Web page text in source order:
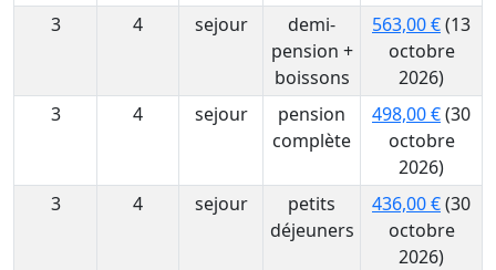
3
4 sejour
demi-
pension +
boissons
563,00 €(13
octobre
2026)
3
4 sejour
pension
complète
498,00 €(30
octobre
2026)
3
4 sejour
petits
déjeuners
436,00 €(30
octobre
2026)